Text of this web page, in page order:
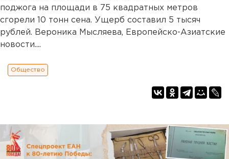
поджога на площади в 75 квадратных метров
сгорели 10 тонн сена. Ущерб составил 5 тысяч
рублей. Вероника Мысляева, Европейско-Азиатские
новости....
Общество